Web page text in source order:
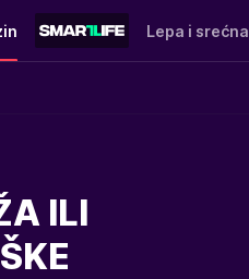
Lepa i srećna
ILI